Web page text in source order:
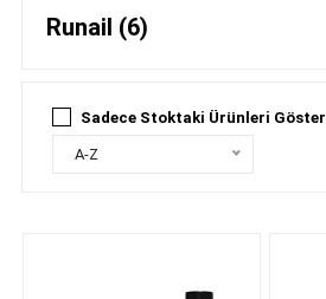
Runail (6)
Sadece Stoktaki Ürünleri Göster
A-Z